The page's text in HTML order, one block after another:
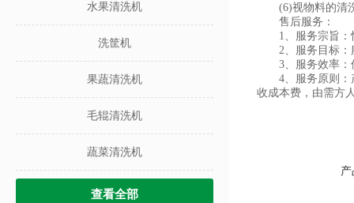
水果清洗机
洗筐机
果蔬清洗机
毛辊清洗机
蔬菜清洗机
查看全部
(6)视物料的清洗
售后服务：
1、服务宗旨：
2、服务目标：
3、服务效率：保
4、服务原则：产
收成本费，由需方